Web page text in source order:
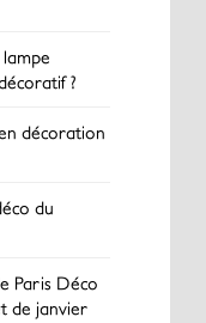
?
décoration
du
Paris Déco
de janvier